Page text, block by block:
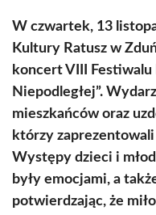
W czwartek, 13
Kultury Ratusz w
koncert VIII
Niepodległej”.
mieszkańców oraz
którzy
Występy dzieci i
były emocjami, a
potwierdzając, że